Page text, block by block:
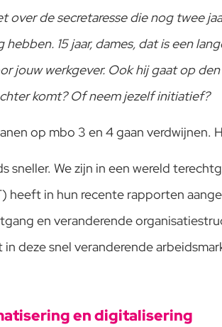
over de secretaresse die nog twee
15 jaar, dames, dat is een
jouw werkgever. Ook hij gaat op
komt? Of neem jezelf initiatief?
op mbo 3 en 4 gaan verdwijnen.
sneller. We zijn in een wereld
heeft in hun recente rapporten
en veranderende
deze snel veranderende
en digitalisering